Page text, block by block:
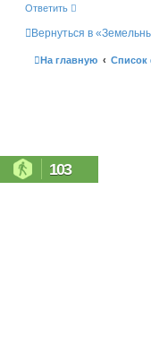
н
т
я
Ответить
Вернуться в
На главную
103